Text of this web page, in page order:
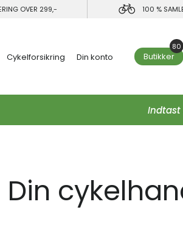
OVER 299,- 100 %
Cykelforsikring Din konto Butikker
80